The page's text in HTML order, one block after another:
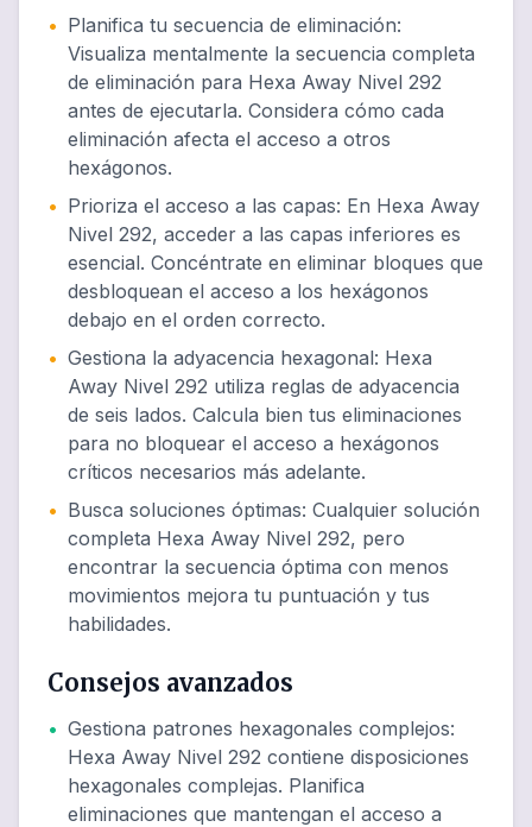
• Planifica tu secuencia de eliminación:
Visualiza mentalmente la secuencia completa
de eliminación para Hexa Away Nivel 292
antes de ejecutarla. Considera cómo cada
eliminación afecta el acceso a otros
hexágonos.
• Prioriza el acceso a las capas: En Hexa Away
Nivel 292, acceder a las capas inferiores es
esencial. Concéntrate en eliminar bloques que
desbloquean el acceso a los hexágonos
debajo en el orden correcto.
• Gestiona la adyacencia hexagonal: Hexa
Away Nivel 292 utiliza reglas de adyacencia
de seis lados. Calcula bien tus eliminaciones
para no bloquear el acceso a hexágonos
críticos necesarios más adelante.
• Busca soluciones óptimas: Cualquier solución
completa Hexa Away Nivel 292, pero
encontrar la secuencia óptima con menos
movimientos mejora tu puntuación y tus
habilidades.
Consejos avanzados
• Gestiona patrones hexagonales complejos:
Hexa Away Nivel 292 contiene disposiciones
hexagonales complejas. Planifica
eliminaciones que mantengan el acceso a